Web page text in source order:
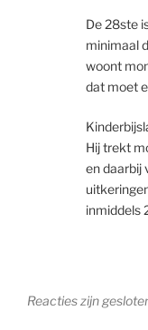
De 28ste
minimaal
woont
dat moet
Hij trekt
en daarbij
inmiddels
Reacties zijn